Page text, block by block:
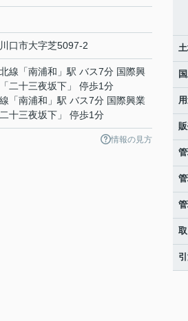
川口市大字芝5097-2
線 「南浦和 」駅 バス7分 国際興
二十三夜坂下」 停歩1分
「南浦和 」駅 バス7分 国際興業
十三夜坂下」 停歩1分
情報の見方